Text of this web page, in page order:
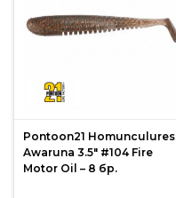
поводи
Плувки
за
Pontoon21 Homunculures
Awaruna 3.5″ #104 Fire
Motor Oil – 8 бр.